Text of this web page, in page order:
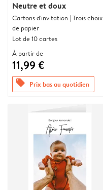
Neutre et doux
Cartons d'invitation | Trois choix
de papier
Lot de 10 cartes
À partir de
11,99 €
offers Prix bas au quotidien